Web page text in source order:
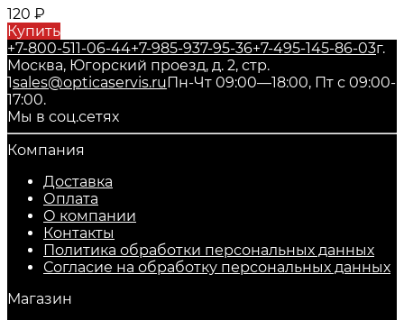
120 ₽
Купить
+7-800-511-06-44+7-985-937-95-36+7-495-145-86-03г.
Москва, Югорский проезд, д. 2, стр.
1sales@opticaservis.ruПн-Чт 09:00—18:00, Пт с 09:00-
17:00.
Мы в соц.сетях
Компания
Доставка
Оплата
О компании
Контакты
Политика обработки персональных данных
Согласие на обработку персональных данных
Магазин